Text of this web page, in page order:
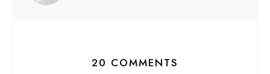
20 COMMENTS